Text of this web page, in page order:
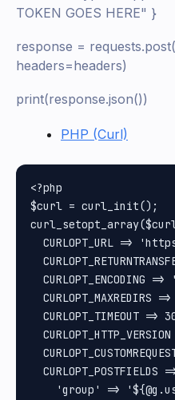
TOKEN GOES HERE" }
response =
headers=headers)
print(response.json())
PHP (Curl)
<?php
$curl = curl_init();
CURLOPT_URL =>
CURLOPT_ENCODING =>
CURLOPT_MAXREDIRS =>
CURLOPT_TIMEOUT =>
CURLOPT_POSTFIELDS
'group' =>